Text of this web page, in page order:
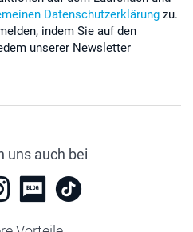
Datenschutzerklärung zu.
indem Sie auf den
unserer Newsletter
uns auch bei